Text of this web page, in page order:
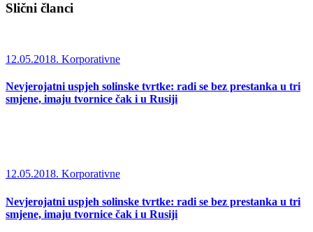
Slični članci
12.05.2018. Korporativne
Nevjerojatni uspjeh solinske tvrtke: radi se bez prestanka u tri
smjene, imaju tvornice čak i u Rusiji
12.05.2018. Korporativne
Nevjerojatni uspjeh solinske tvrtke: radi se bez prestanka u tri
smjene, imaju tvornice čak i u Rusiji